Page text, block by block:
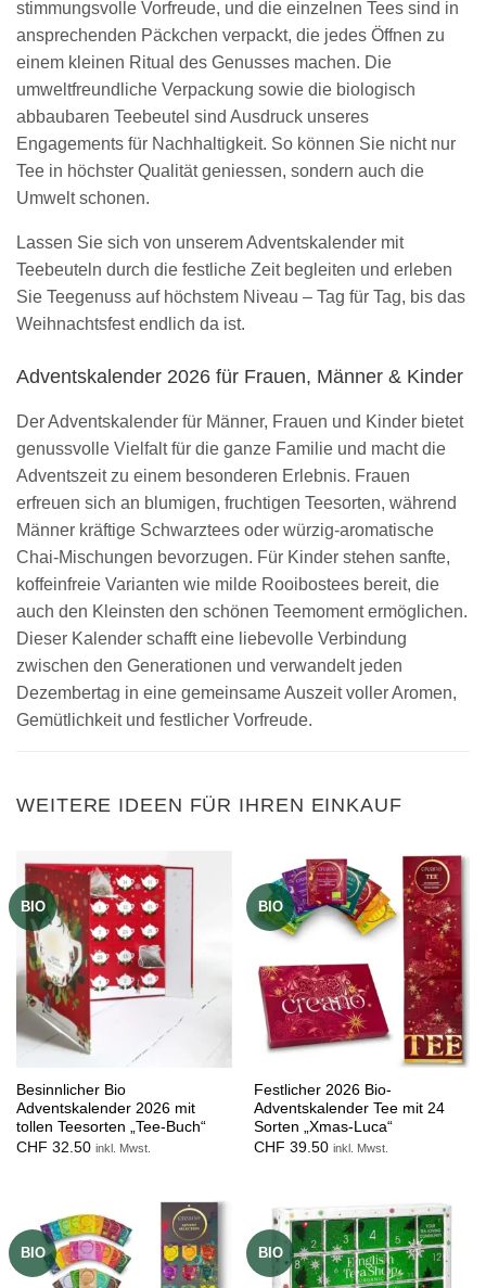
stimmungsvolle Vorfreude, und die einzelnen Tees sind in
ansprechenden Päckchen verpackt, die jedes Öffnen zu
einem kleinen Ritual des Genusses machen. Die
umweltfreundliche Verpackung sowie die biologisch
abbaubaren Teebeutel sind Ausdruck unseres
Engagements für Nachhaltigkeit. So können Sie nicht nur
Tee in höchster Qualität geniessen, sondern auch die
Umwelt schonen.
Lassen Sie sich von unserem Adventskalender mit
Teebeuteln durch die festliche Zeit begleiten und erleben
Sie Teegenuss auf höchstem Niveau – Tag für Tag, bis das
Weihnachtsfest endlich da ist.
Adventskalender 2026 für Frauen, Männer & Kinder
Der Adventskalender für Männer, Frauen und Kinder bietet
genussvolle Vielfalt für die ganze Familie und macht die
Adventszeit zu einem besonderen Erlebnis. Frauen
erfreuen sich an blumigen, fruchtigen Teesorten, während
Männer kräftige Schwarztees oder würzig-aromatische
Chai-Mischungen bevorzugen. Für Kinder stehen sanfte,
koffeinfreie Varianten wie milde Rooibostees bereit, die
auch den Kleinsten den schönen Teemoment ermöglichen.
Dieser Kalender schafft eine liebevolle Verbindung
zwischen den Generationen und verwandelt jeden
Dezembertag in eine gemeinsame Auszeit voller Aromen,
Gemütlichkeit und festlicher Vorfreude.
WEITERE IDEEN FÜR IHREN EINKAUF
BIO
Besinnlicher Bio
Adventskalender 2026 mit
tollen Teesorten „Tee-Buch“
CHF 32.50 inkl. Mwst.
BIO
Festlicher 2026 Bio-
Adventskalender Tee mit 24
Sorten „Xmas-Luca“
CHF 39.50 inkl. Mwst.
BIO BIO